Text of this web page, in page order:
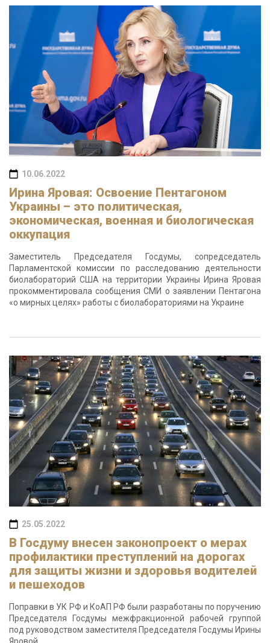
10.06.2022
Ирина Яровая: Освоение Пентагоном
Украины – это политическая,
экономическая, военная и биологическая
оккупация
Заместитель Председателя Госдумы, сопредседатель
Парламентской комиссии по расследованию деятельности
биолабораторий США на территории Украины Ирина Яровая
прокомментировала сообщения СМИ о заявлении Пентагона
«о мирных целях» работы с биолабораториями на Украине
25.05.2022
В Госдуму внесен законопроект о мерах
профилактики преступлений на дорогах
для защиты жизни и здоровья водителей
и пешеходов
Поправки в УК РФ и КоАП РФ были разработаны по поручению
Председателя Госдумы межфракционной рабочей группой
под руководством заместителя Председателя Госдумы Ирины